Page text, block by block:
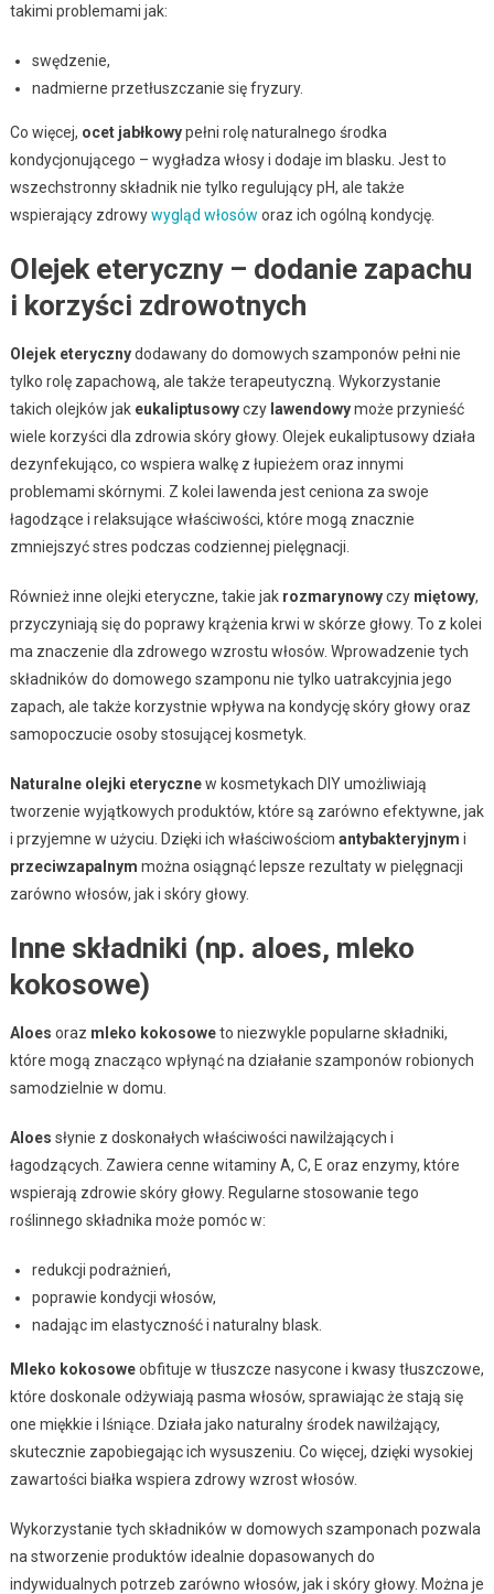
takimi problemami jak:
swędzenie,
nadmierne przetłuszczanie się fryzury.
Co więcej, ocet jabłkowypełni rolę naturalnego środka
kondycjonującego – wygładza włosy i dodaje im blasku. Jest to
wszechstronny składnik nie tylko regulujący pH, ale także
wspierający zdrowywygląd włosów oraz ich ogólną kondycję.
Olejek eteryczny – dodanie zapachu
i korzyści zdrowotnych
Olejek eterycznydodawany do domowych szamponów pełni nie
tylko rolę zapachową, ale także terapeutyczną. Wykorzystanie
takich olejków jak eukaliptusowyczy lawendowymoże przynieść
wiele korzyści dla zdrowia skóry głowy. Olejek eukaliptusowy działa
dezynfekująco, co wspiera walkę z łupieżem oraz innymi
problemami skórnymi. Z kolei lawenda jest ceniona za swoje
łagodzące i relaksujące właściwości, które mogą znacznie
zmniejszyć stres podczas codziennej pielęgnacji.
Również inne olejki eteryczne, takie jak rozmarynowyczy miętowy,
przyczyniają się do poprawy krążenia krwi w skórze głowy. To z kolei
ma znaczenie dla zdrowego wzrostu włosów. Wprowadzenie tych
składników do domowego szamponu nie tylko uatrakcyjnia jego
zapach, ale także korzystnie wpływa na kondycję skóry głowy oraz
samopoczucie osoby stosującej kosmetyk.
Naturalne olejki eterycznew kosmetykach DIY umożliwiają
tworzenie wyjątkowych produktów, które są zarówno efektywne, jak
i przyjemne w użyciu. Dzięki ich właściwościom antybakteryjnym i
przeciwzapalnym można osiągnąć lepsze rezultaty w pielęgnacji
zarówno włosów, jak i skóry głowy.
Inne składniki (np. aloes, mleko
kokosowe)
Aloes oraz mleko kokosoweto niezwykle popularne składniki,
które mogą znacząco wpłynąć na działanie szamponów robionych
samodzielnie w domu.
Aloes słynie z doskonałych właściwości nawilżających i
łagodzących. Zawiera cenne witaminy A, C, E oraz enzymy, które
wspierają zdrowie skóry głowy. Regularne stosowanie tego
roślinnego składnika może pomóc w:
redukcji podrażnień,
poprawie kondycji włosów,
nadając im elastyczność i naturalny blask.
Mleko kokosoweobfituje w tłuszcze nasycone i kwasy tłuszczowe,
które doskonale odżywiają pasma włosów, sprawiając że stają się
one miękkie i lśniące. Działa jako naturalny środek nawilżający,
skutecznie zapobiegając ich wysuszeniu. Co więcej, dzięki wysokiej
zawartości białka wspiera zdrowy wzrost włosów.
Wykorzystanie tych składników w domowych szamponach pozwala
na stworzenie produktów idealnie dopasowanych do
indywidualnych potrzeb zarówno włosów, jak i skóry głowy. Można je